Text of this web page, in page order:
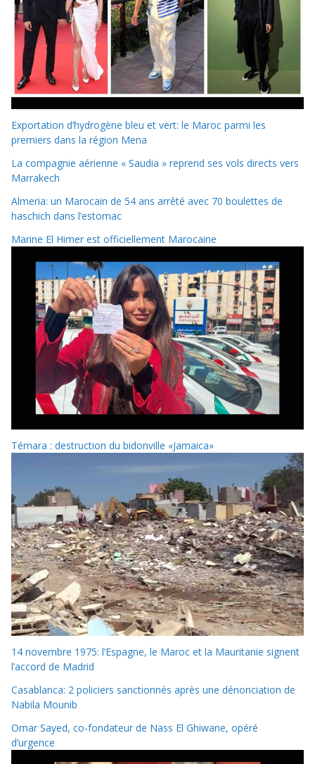
Exportation d’hydrogène bleu et vert: le Maroc parmi les
premiers dans la région Mena
La compagnie aérienne « Saudia » reprend ses vols directs vers
Marrakech
Almeria: un Marocain de 54 ans arrêté avec 70 boulettes de
haschich dans l’estomac
Marine El Himer est officiellement Marocaine
Témara : destruction du bidonville «Jamaica»
14 novembre 1975: l’Espagne, le Maroc et la Mauritanie signent
l’accord de Madrid
Casablanca: 2 policiers sanctionnés après une dénonciation de
Nabila Mounib
Omar Sayed, co-fondateur de Nass El Ghiwane, opéré
d’urgence